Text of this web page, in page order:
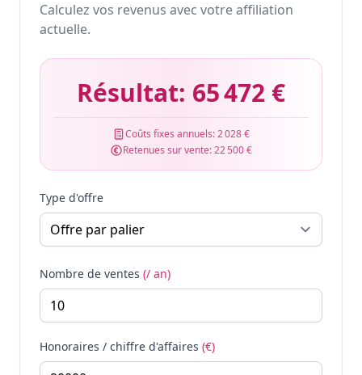
Calculez vos revenus avec votre affiliation
actuelle.
Résultat: 65 472 €
Coûts fixes annuels:2 028 €
Retenues sur vente:22 500 €
Type d'offre
Nombre de ventes (/ an)
Honoraires / chiffre d'affaires (€)